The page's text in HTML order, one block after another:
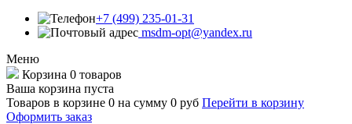
+7 (499) 235-01-31
msdm-opt@yandex.ru
Меню
Корзина 0 товаров
Ваша корзина пуста
Товаров в корзине 0 на сумму 0 руб Перейти в корзину
Оформить заказ